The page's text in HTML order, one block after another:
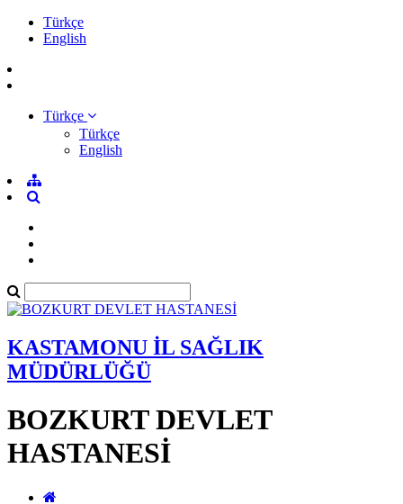
Türkçe
English
Türkçe
Türkçe
English
KASTAMONU İL SAĞLIK
MÜDÜRLÜĞÜ
BOZKURT DEVLET
HASTANESİ